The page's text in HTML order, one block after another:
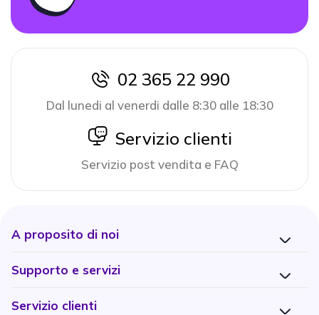
icon
02 365 22 990
Dal lunedi al venerdi dalle 8:30 alle 18:30
icon
Servizio clienti
Servizio post vendita e FAQ
A proposito di noi
Supporto e servizi
Servizio clienti